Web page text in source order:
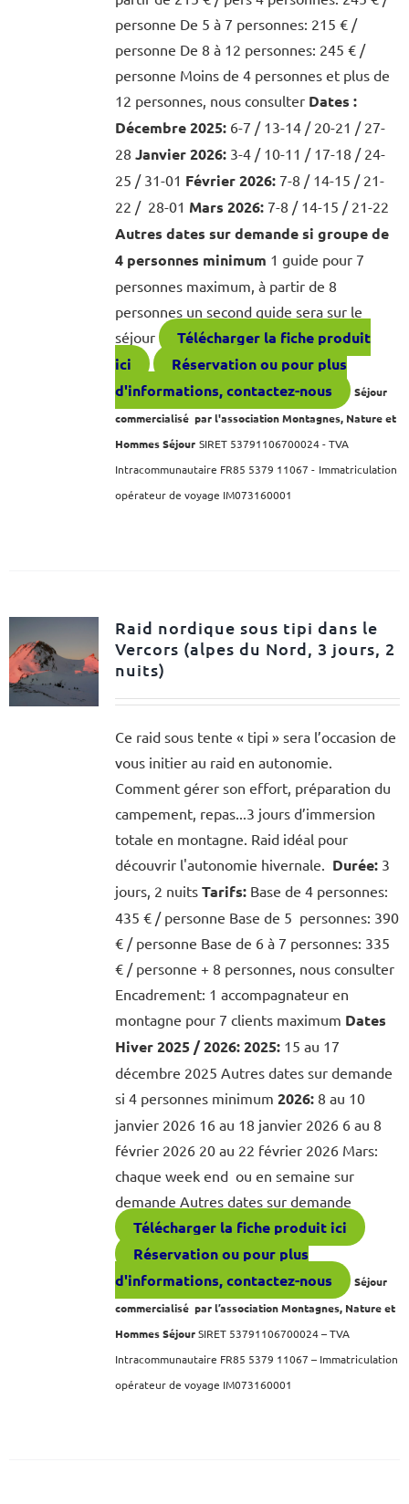
personne De 5 à 7 personnes: 215 € /
personne De 8 à 12 personnes: 245 € /
personne Moins de 4 personnes et plus de
12 personnes, nous consulter Dates :
Décembre 2025:6-7 / 13-14 / 20-21 / 27-
28 Janvier 2026:3-4 / 10-11 / 17-18 / 24-
25 / 31-01 Février 2026:7-8 / 14-15 / 21-
22 / 28-01 Mars 2026:7-8 / 14-15 / 21-22
Autres dates sur demande si groupe de
4 personnes minimum 1 guide pour 7
personnes maximum, à partir de 8
personnes un second guide sera sur le
séjour
Télécharger la fiche produit
ici
Réservation ou pour plus
d'informations, contactez-nous
Séjour
commercialisé par l'association Montagnes, Nature et
Hommes Séjour SIRET 53791106700024 - TVA
Intracommunautaire FR85 5379 11067 - Immatriculation
opérateur de voyage IM073160001
Raid nordique sous tipi dans le
Vercors (alpes du Nord, 3 jours, 2
nuits)
Ce raid sous tente « tipi » sera l’occasion de
vous initier au raid en autonomie.
Comment gérer son effort, préparation du
campement, repas...3 jours d’immersion
totale en montagne. Raid idéal pour
découvrir l'autonomie hivernale.
Durée:3
jours, 2 nuits Tarifs:Base de 4 personnes:
435 € / personne Base de 5 personnes: 390
€ / personne Base de 6 à 7 personnes: 335
€ / personne + 8 personnes, nous consulter
Encadrement: 1 accompagnateur en
montagne pour 7 clients maximum Dates
Hiver 2025 / 2026: 2025:15 au 17
décembre 2025 Autres dates sur demande
si 4 personnes minimum 2026:8 au 10
janvier 2026 16 au 18 janvier 2026 6 au 8
février 2026 20 au 22 février 2026 Mars:
chaque week end ou en semaine sur
demande Autres dates sur demande
Télécharger la fiche produit ici
Réservation ou pour plus
d'informations, contactez-nous
Séjour
commercialisé par l’association Montagnes, Nature et
Hommes SéjourSIRET 53791106700024 – TVA
Intracommunautaire FR85 5379 11067 – Immatriculation
opérateur de voyage IM073160001